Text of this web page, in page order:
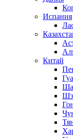
Испания
Китай